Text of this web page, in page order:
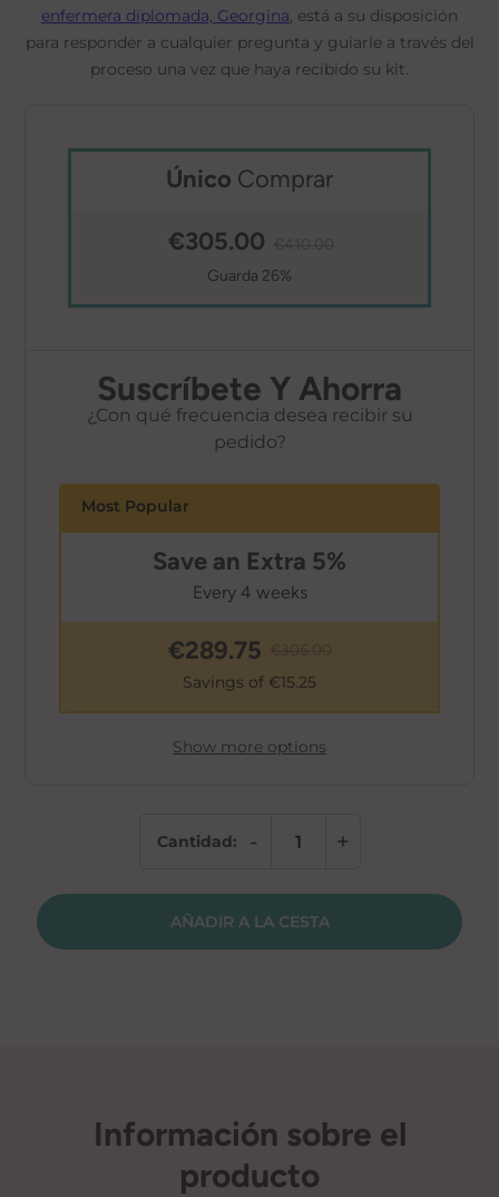
enfermera diplomada, Georgina, está a su disposición
para responder a cualquier pregunta y guiarle a través del
proceso una vez que haya recibido su kit.
Único Comprar
€305.00
Guarda 26%
Suscríbete Y Ahorra
¿Con qué frecuencia desea recibir su
pedido?
Save an Extra 5%
Every 4 weeks
€289.75
Savings of €15.25
Show more options
Cantidad: -
NAD+
cantidad
+
AÑADIR A LA CESTA
Información sobre el
producto